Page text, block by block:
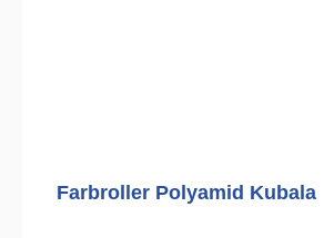
Farbroller Polyamid Kubala